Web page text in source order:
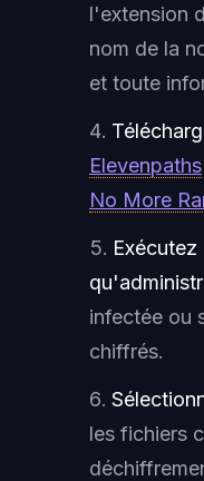
l'extension
nom de la
et toute
Elevenpaths
No More
infectée ou
chiffrés.
les fichiers